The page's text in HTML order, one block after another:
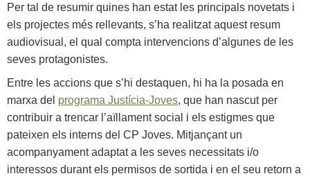
Per tal de resumir quines han estat les principals novetats i
els projectes més rellevants, s’ha realitzat aquest resum
audiovisual, el qual compta intervencions d’algunes de les
seves protagonistes.
Entre les accions que s’hi destaquen, hi ha la posada en
marxa del programa Justícia-Joves, que han nascut per
contribuir a trencar l’aïllament social i els estigmes que
pateixen els interns del CP Joves. Mitjançant un
acompanyament adaptat a les seves necessitats i/o
interessos durant els permisos de sortida i en el seu retorn a